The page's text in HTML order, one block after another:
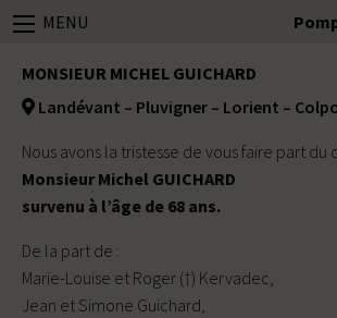
MENU
MONSIEUR MICHEL GUICHARD
Landévant – Pluvigner – Lorient –
Nous avons la tristesse de vous faire part du
Monsieur Michel GUICHARD
survenu à l’âge de 68 ans.
De la part de :
Marie-Louise et Roger (†) Kervadec,
Jean et Simone Guichard,